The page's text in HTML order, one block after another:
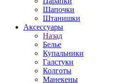
Шапочки
Штанишки
Аксессуары
Назад
Белье
Купальники
Галстуки
Колготы
Манекены